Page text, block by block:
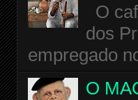
O
dos
empregado
O